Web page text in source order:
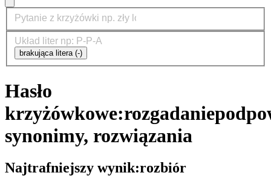
brakująca litera (-)
Hasło
krzyżówkowe:rozgadanie
synonimy, rozwiązania
Najtrafniejszy wynik:rozbiór